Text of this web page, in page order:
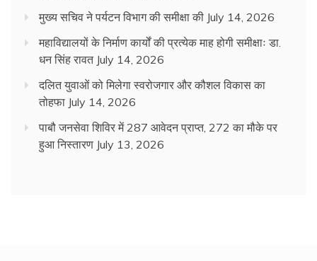
मुख्य सचिव ने पर्यटन विभाग की समीक्षा की July 14, 2026
महाविद्यालयों के निर्माण कार्यों की प्रत्येक माह होगी समीक्षाः डा.
धन सिंह रावत July 14, 2026
दलित युवाओं को मिलेगा स्वरोजगार और कौशल विकास का
तोहफा July 14, 2026
पाबौ जनसेवा शिविर में 287 आवेदन प्राप्त, 272 का मौके पर
हुआ निस्तारण July 13, 2026